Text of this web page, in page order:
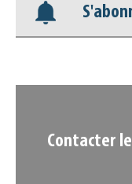
Nos
Contacter